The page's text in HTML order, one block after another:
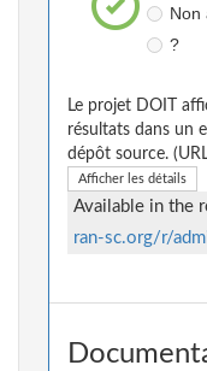
Non
?
Le projet DOIT
résultats dans un
dépôt source.
Afficher les détails
Available in the
ran-sc.org/r/